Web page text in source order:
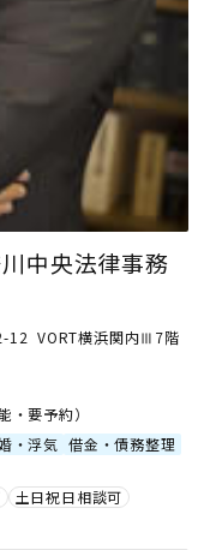
中央法律事務
12 VORT横浜関内Ⅲ7階
・要予約）
・浮気 借金・債務整理
土日祝日相談可